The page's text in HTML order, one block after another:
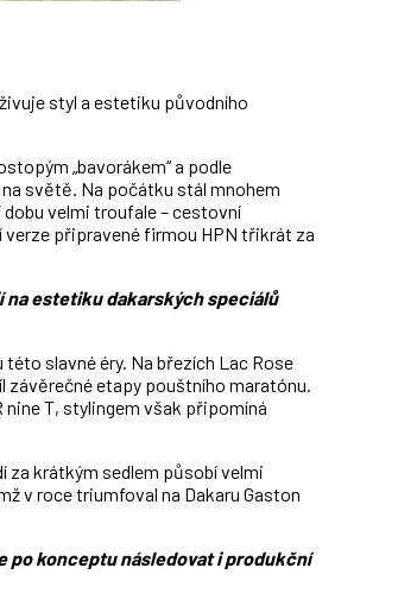
styl a estetiku původního
„bavorákem“ a podle
světě. Na počátku stál mnohem
velmi troufale – cestovní
připravené firmou HPN třikrát za
na estetiku dakarských speciálů
slavné éry. Na březích Lac Rose
závěrečné etapy pouštního maratónu.
T, stylingem však připomíná
za krátkým sedlem působí velmi
v roce triumfoval na Dakaru Gaston
po konceptu následovat i produkční